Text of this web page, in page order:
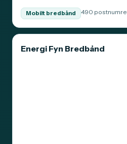
Mobilt bredbånd 490 postnumre
Energi Fyn Bredbånd